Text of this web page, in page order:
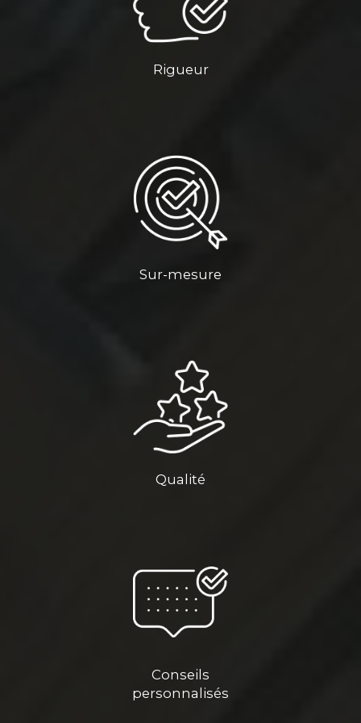
Rigueur
Sur-mesure
Qualité
Conseils
personnalisés